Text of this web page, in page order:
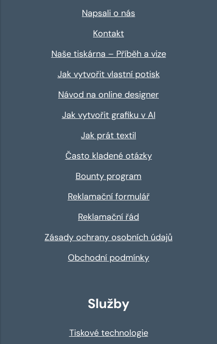
Napsali o nás
Kontakt
Naše tiskárna – Příběh a vize
Jak vytvořit vlastní potisk
Návod na online designer
Jak vytvořit grafiku v AI
Jak prát textil
Často kladené otázky
Bounty program
Reklamační formulář
Reklamační řád
Zásady ochrany osobních údajů
Obchodní podmínky
Služby
Tiskové technologie